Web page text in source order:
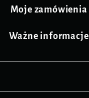
Moje zamówienia
Ważne informacje